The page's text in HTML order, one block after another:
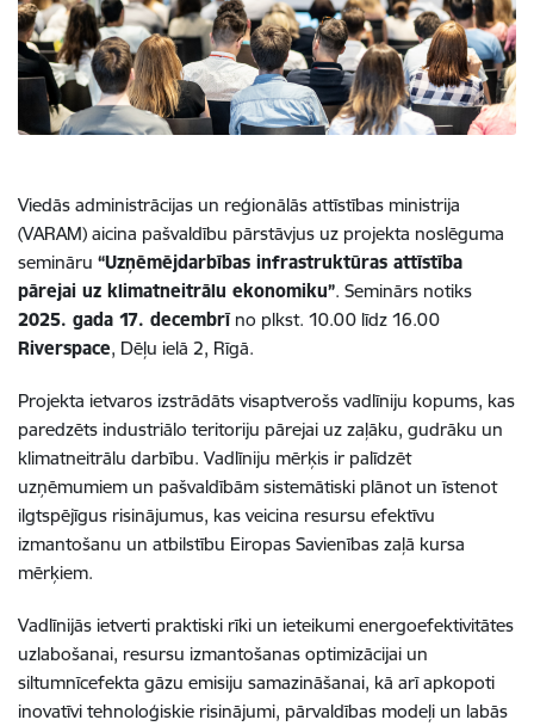
Viedās administrācijas un reģionālās attīstības ministrija
(VARAM) aicina pašvaldību pārstāvjus uz projekta noslēguma
semināru “Uzņēmējdarbības infrastruktūras attīstība
pārejai uz klimatneitrālu ekonomiku”. Seminārs notiks
2025. gada 17. decembrīno plkst. 10.00 līdz 16.00
Riverspace, Dēļu ielā 2, Rīgā.
Projekta ietvaros izstrādāts visaptverošs vadlīniju kopums, kas
paredzēts industriālo teritoriju pārejai uz zaļāku, gudrāku un
klimatneitrālu darbību. Vadlīniju mērķis ir palīdzēt
uzņēmumiem un pašvaldībām sistemātiski plānot un īstenot
ilgtspējīgus risinājumus, kas veicina resursu efektīvu
izmantošanu un atbilstību Eiropas Savienības zaļā kursa
mērķiem.
Vadlīnijās ietverti praktiski rīki un ieteikumi energoefektivitātes
uzlabošanai, resursu izmantošanas optimizācijai un
siltumnīcefekta gāzu emisiju samazināšanai, kā arī apkopoti
inovatīvi tehnoloģiskie risinājumi, pārvaldības modeļi un labās